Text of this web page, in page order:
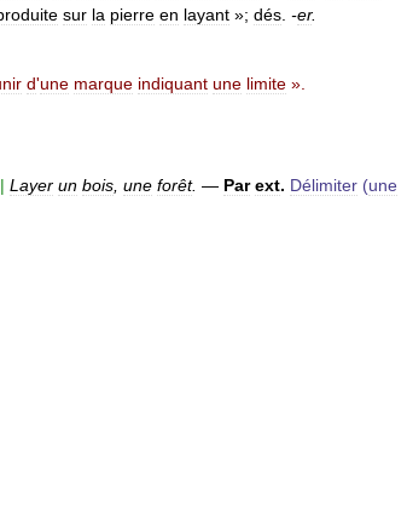
sur la pierre en layant »; dés -er.
d'une marque indiquant une limite ».
Layer un bois une forêt. — Par ext. Délimiter (une